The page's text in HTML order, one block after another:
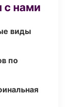
с нами
виды
по